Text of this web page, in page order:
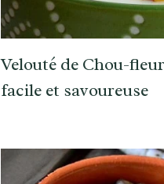
Velouté de Chou-
facile et savoureuse